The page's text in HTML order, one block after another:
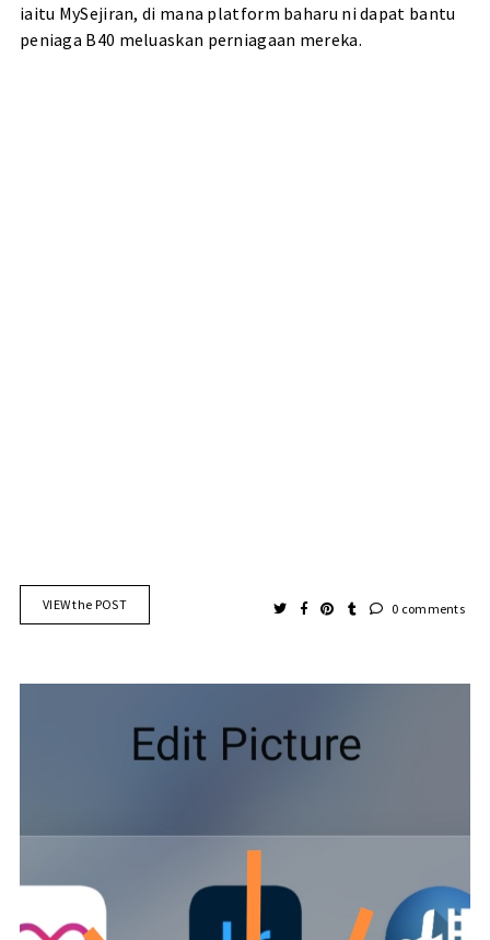
iaitu MySejiran, di mana platform baharu ni dapat bantu
peniaga B40 meluaskan perniagaan mereka.
VIEW the POST 0 comments